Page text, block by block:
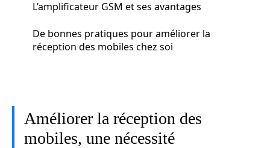
L’amplificateur GSM et ses avantages
De bonnes pratiques pour améliorer la
réception des mobiles chez soi
Améliorer la réception des
mobiles, une nécessité